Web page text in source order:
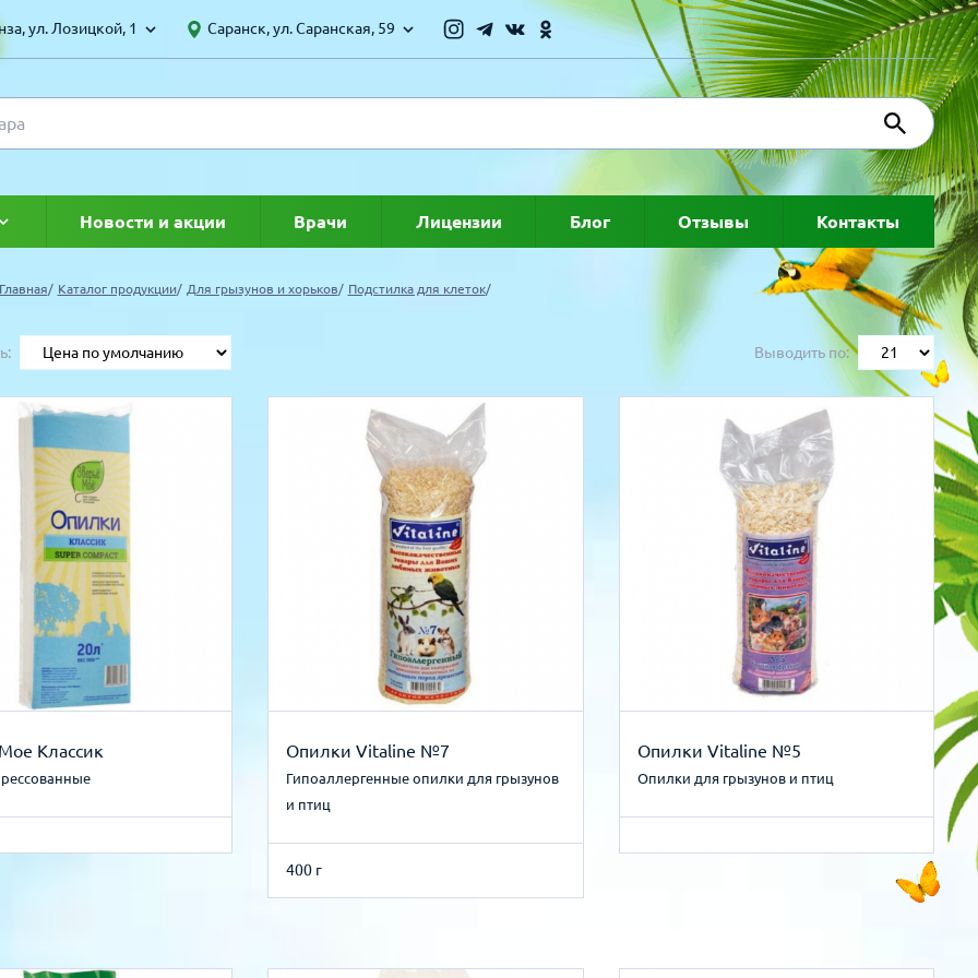
ул. Лозицкой, 1 Саранск, ул. Саранская, 59
Новости и акции Врачи Лицензии Блог Отзывы Контакты
Главная Каталог продукции Для грызунов и хорьков Подстилка для клеток
ТОВАРЫ
ТОВАРОВ СО СКИДКОЙ
Выводить по:
Классик Опилки Vitaline №7
Гипоаллергенные опилки для грызунов
и птиц
400 г
Опилки Vitaline №5
Опилки для грызунов и птиц